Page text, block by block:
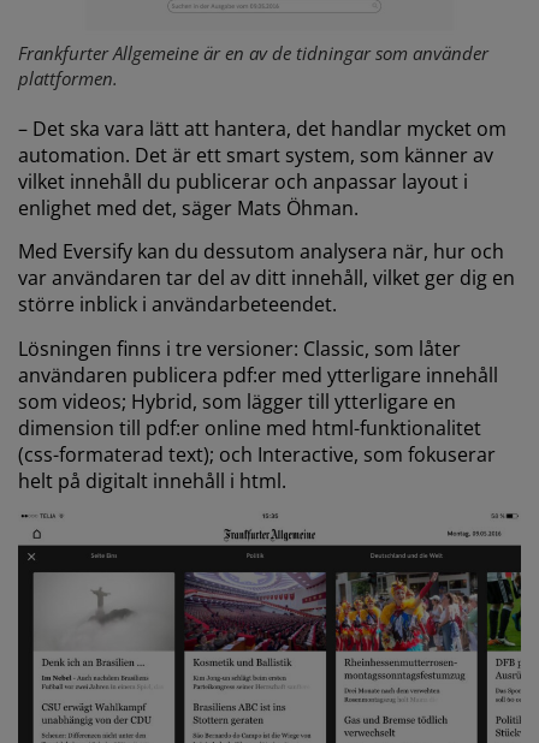
Frankfurter Allgemeine är en av de tidningar som använder
plattformen.
– Det ska vara lätt att hantera, det handlar mycket om
automation. Det är ett smart system, som känner av
vilket innehåll du publicerar och anpassar layout i
enlighet med det, säger Mats Öhman.
Med Eversify kan du dessutom analysera när, hur och
var användaren tar del av ditt innehåll, vilket ger dig en
större inblick i användarbeteendet.
Lösningen finns i tre versioner: Classic, som låter
användaren publicera pdf:er med ytterligare innehåll
som videos; Hybrid, som lägger till ytterligare en
dimension till pdf:er online med html-funktionalitet
(css-formaterad text); och Interactive, som fokuserar
helt på digitalt innehåll i html.